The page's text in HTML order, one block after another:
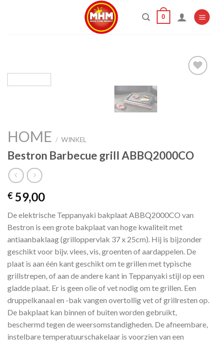
0
HOME / WINKEL
Bestron Barbecue grill ABBQ2000CO
€ 59,00
De elektrische Teppanyaki bakplaat ABBQ2000CO van
Bestron is een grote bakplaat van hoge kwaliteit met
antiaanbaklaag (grilloppervlak 37 x 25cm). Hij is bijzonder
geschikt voor bijv. vlees, vis, groenten of aardappelen. De
plaat is aan één kant geschikt om te grillen met typische
grillstrepen, of aan de andere kant in Teppanyaki stijl op een
gladde plaat. Er is geen olie of vet nodig om te grillen. Een
druppelkanaal en -bak vangen overtollig vet of grillresten op.
De bakplaat kan binnen of buiten worden gebruikt,
beschermd tegen de weersomstandigheden. De afneembare,
instelbare temperatuurschakelaar is voorzien van een